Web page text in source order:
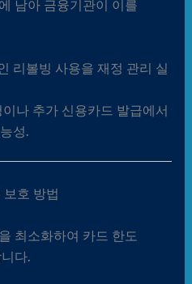
리볼빙 사용을 재정 관리 실
나 추가 신용카드 발급에서
성.
호 방법
최소화하여 카드 한도
다.